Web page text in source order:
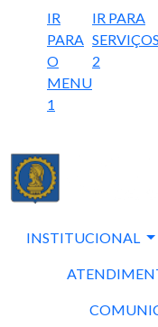
IR
PARA
O
MENU
1
IR PARA
SERVIÇOS
2
INSTITUCIONAL